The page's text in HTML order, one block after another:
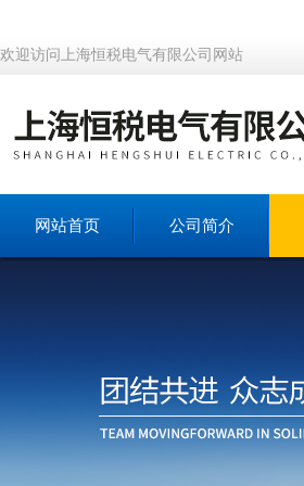
欢迎访问上海恒税电气有限公司网站
网站首页 公司简介